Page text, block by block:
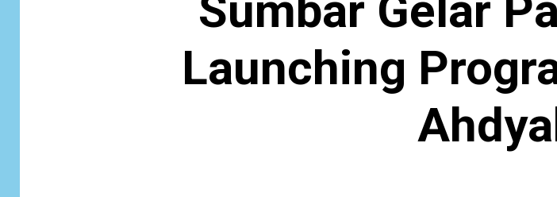
Launching